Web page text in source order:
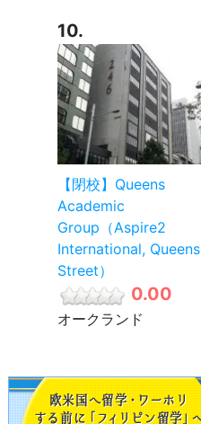
10.
【閉校】Queens
Academic
Group（Aspire2
International, Queens
Street）
0.00
オークランド